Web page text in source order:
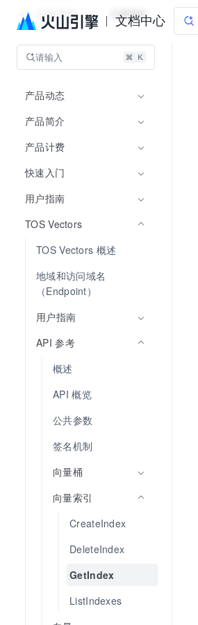
文档中心
对象存储 文档指南
请输入
产品动态
产品简介
产品计费
快速入门
用户指南
TOS Vectors
TOS Vectors 概述
地域和访问域名
（Endpoint）
用户指南
API 参考
概述
API 概览
公共参数
签名机制
向量桶
向量索引
CreateIndex
DeleteIndex
GetIndex
ListIndexes